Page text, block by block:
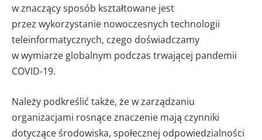
w znaczący sposób kształtowane jest
przez wykorzystanie nowoczesnych technologii
teleinformatycznych, czego doświadczamy
w wymiarze globalnym podczas trwającej pandemii
COVID-19.
Należy podkreślić także, że w zarządzaniu
organizacjami rosnące znaczenie mają czynniki
dotyczące środowiska, społecznej odpowiedzialności